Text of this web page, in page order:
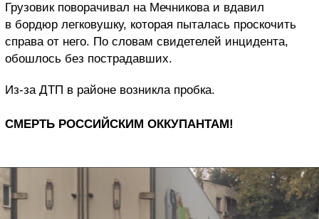
Грузовик поворачивал на Мечникова и вдавил
в бордюр легковушку, которая пыталась проскочить
справа от него. По словам свидетелей инцидента,
обошлось без пострадавших.
Из-за ДТП в районе возникла пробка.
СМЕРТЬ РОССИЙСКИМ ОККУПАНТАМ!